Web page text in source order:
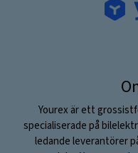
Yourex är ett
specialiserade på
ledande leverantörer